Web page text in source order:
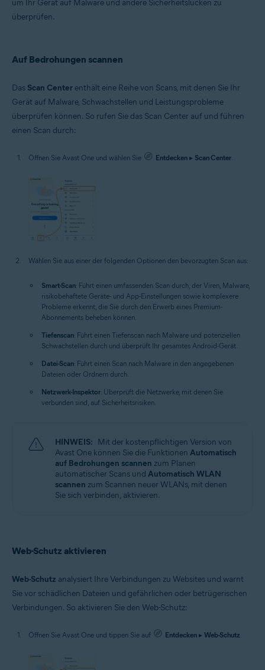
um Ihr Gerät auf Malware und andere Sicherheitslücken zu
überprüfen.
Auf Bedrohungen scannen
Das Scan Center enthält eine Reihe von Scans, mit denen Sie Ihr
Gerät auf Malware, Schwachstellen und Leistungsprobleme
überprüfen können. So rufen Sie das Scan Center auf und führen
einen Scan durch:
Öffnen Sie Avast One und wählen Sie Entdecken ▸ Scan Center
Wählen Sie aus einer der folgenden Optionen den bevorzugten Scan aus:
Smart-Scan: Führt einen umfassenden Scan durch, der Viren, Malware,
risikobehaftete Geräte- und App-Einstellungen sowie komplexere
Probleme erkennt, die Sie durch den Erwerb eines Premium-
Abonnements beheben können.
Tiefenscan: Führt einen Tiefenscan nach Malware und potenziellen
Schwachstellen durch und überprüft Ihr gesamtes Android-Gerät.
Datei-Scan: Führt einen Scan nach Malware in den angegebenen
Dateien oder Ordnern durch.
Netzwerk-Inspektor: Überprüft die Netzwerke, mit denen Sie
verbunden sind, auf Sicherheitsrisiken.
HINWEIS: Mit der kostenpflichtigen Version von
Avast One können Sie die Funktionen Automatisch
auf Bedrohungen scannen zum Planen
automatischer Scans und Automatisch WLAN
scannen zum Scannen neuer WLANs, mit denen
Sie sich verbinden, aktivieren.
Web-Schutz aktivieren
Web-Schutz analysiert Ihre Verbindungen zu Websites und warnt
Sie vor schädlichen Dateien und gefährlichen oder betrügerischen
Verbindungen. So aktivieren Sie den Web-Schutz:
Öffnen Sie Avast One und tippen Sie auf Entdecken ▸ Web-Schutz.